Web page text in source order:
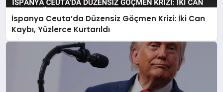
İspanya Ceuta’da Düzensiz Göçmen Krizi: İki Can
Kaybı, Yüzlerce Kurtarıldı